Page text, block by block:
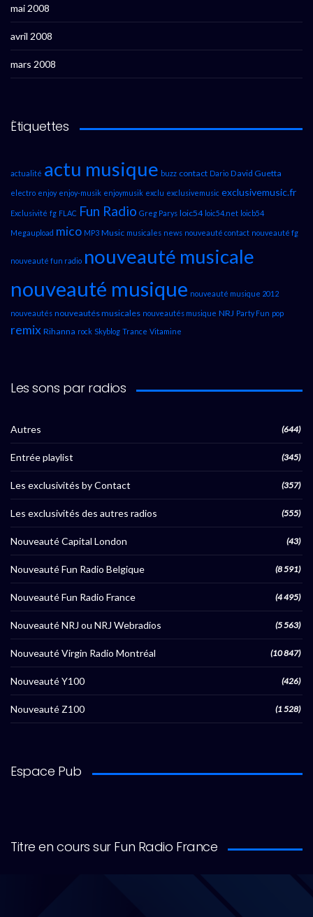
mai 2008
avril 2008
mars 2008
Étiquettes
actualité actu musique buzz contact Dario David Guetta
electro enjoy enjoy-musik enjoymusik exclu exclusivemusic exclusivemusic.fr
Exclusivité fg FLAC Fun Radio Greg Parys loic54 loic54.net loicb54
Megaupload mico MP3 Music musicales news nouveauté contact nouveauté fg
nouveauté fun radio nouveauté musicale
nouveauté musique nouveauté musique 2012
nouveautés nouveautés musicales nouveautés musique NRJ Party Fun pop
remix Rihanna rock Skyblog Trance Vitamine
Les sons par radios
Autres (644)
Entrée playlist (345)
Les exclusivités by Contact (357)
Les exclusivités des autres radios (555)
Nouveauté Capital London (43)
Nouveauté Fun Radio Belgique (8 591)
Nouveauté Fun Radio France (4 495)
Nouveauté NRJ ou NRJ Webradios (5 563)
Nouveauté Virgin Radio Montréal (10 847)
Nouveauté Y100 (426)
Nouveauté Z100 (1 528)
Espace Pub
Titre en cours sur Fun Radio France